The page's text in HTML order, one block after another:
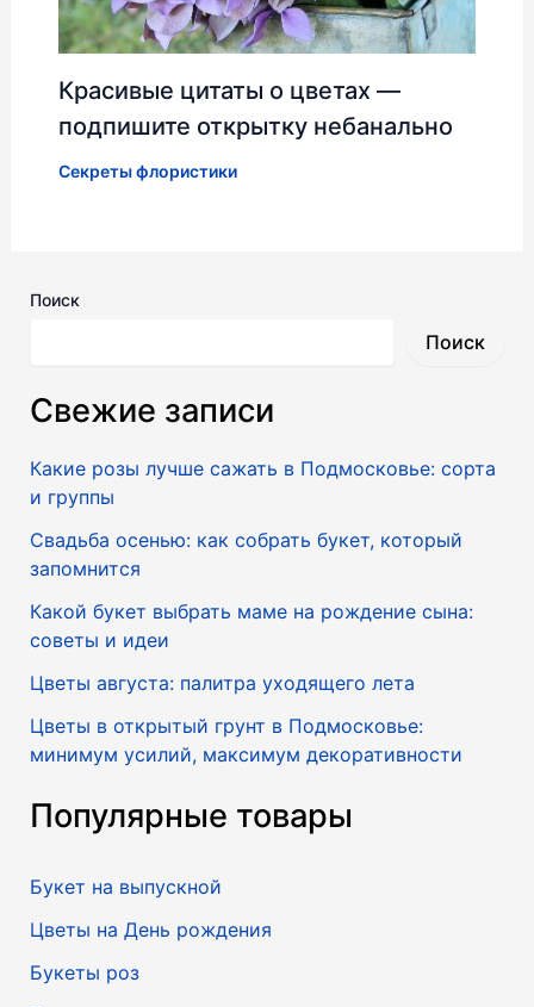
Красивые цитаты о цветах —
подпишите открытку небанально
Секреты флористики
Поиск
Поиск
Свежие записи
Какие розы лучше сажать в Подмосковье: сорта
и группы
Свадьба осенью: как собрать букет, который
запомнится
Какой букет выбрать маме на рождение сына:
советы и идеи
Цветы августа: палитра уходящего лета
Цветы в открытый грунт в Подмосковье:
минимум усилий, максимум декоративности
Популярные товары
Букет на выпускной
Цветы на День рождения
Букеты роз